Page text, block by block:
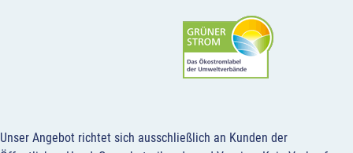
Unser Angebot richtet sich ausschließlich an Kunden der